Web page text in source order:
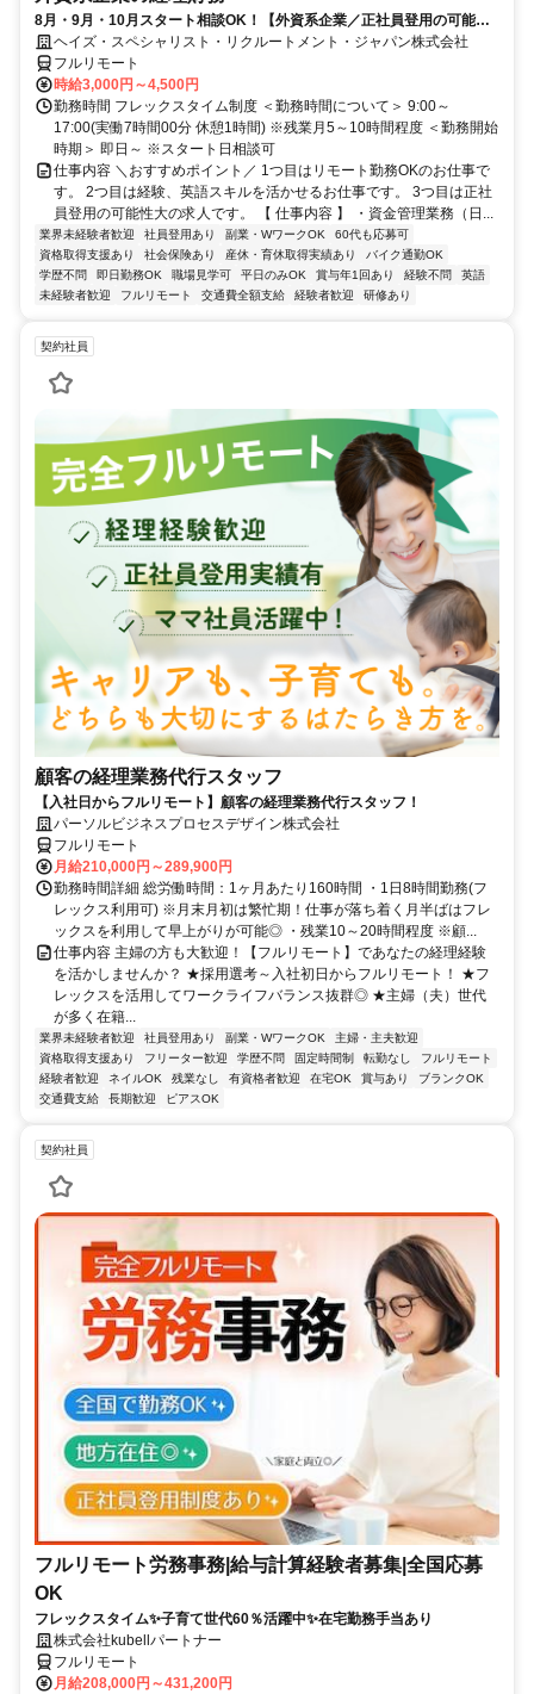
8月・9月・10月スタート相談OK！【外資系企業／正社員登用の可能性
大／700万～800万／リモート勤務OK】経理財務
ヘイズ・スペシャリスト・リクルートメント・ジャパン株式会社
フルリモート
時給3,000円～4,500円
勤務時間 フレックスタイム制度 ＜勤務時間について＞ 9:00～
17:00(実働7時間00分 休憩1時間) ※残業月5～10時間程度 ＜勤務開始
時期＞ 即日～ ※スタート日相談可
仕事内容 ＼おすすめポイント／ 1つ目はリモート勤務OKのお仕事で
す。 2つ目は経験、英語スキルを活かせるお仕事です。 3つ目は正社
員登用の可能性大の求人です。 【 仕事内容 】 ・資金管理業務（日...
業界未経験者歓迎 社員登用あり 副業・WワークOK
60代も応募可
資格取得支援あり
社会保険あり 産休・育休取得実績あり
バイク通勤OK
学歴不問
即日勤務OK 職場見学可 平日のみOK 賞与年1回あり 経験不問
英語
未経験者歓迎
フルリモート 交通費全額支給 経験者歓迎 研修あり
契約社員
顧客の経理業務代行スタッフ
【入社日からフルリモート】顧客の経理業務代行スタッフ！
パーソルビジネスプロセスデザイン株式会社
フルリモート
月給210,000円～289,900円
勤務時間詳細 総労働時間：1ヶ月あたり160時間 ・1日8時間勤務(フ
レックス利用可) ※月末月初は繁忙期！仕事が落ち着く月半ばはフレ
ックスを利用して早上がりが可能◎ ・残業10～20時間程度 ※顧...
仕事内容 主婦の方も大歓迎！【フルリモート】であなたの経理経験
を活かしませんか？ ★採用選考～入社初日からフルリモート！ ★フ
レックスを活用してワークライフバランス抜群◎ ★主婦（夫）世代
が多く在籍...
業界未経験者歓迎 社員登用あり 副業・WワークOK
主婦・主夫歓迎
資格取得支援あり
フリーター歓迎 学歴不問 固定時間制 転勤なし
フルリモート
経験者歓迎
ネイルOK 残業なし 有資格者歓迎 在宅OK 賞与あり
ブランクOK
交通費支給
長期歓迎 ピアスOK
契約社員
フルリモート労務事務|給与計算経験者募集|全国応募
OK
フレックスタイム✨子育て世代60％活躍中✨在宅勤務手当あり
株式会社kubellパートナー
フルリモート
月給208,000円～431,200円